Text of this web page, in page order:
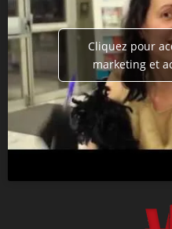
Cliquez pour
marketing et